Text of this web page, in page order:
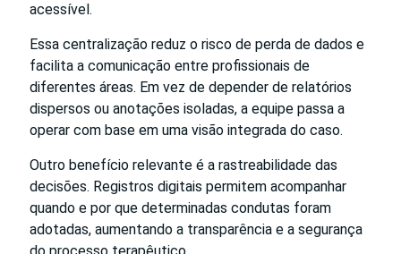
acessível.
Essa centralização reduz o risco de perda de dados e
facilita a comunicação entre profissionais de
diferentes áreas. Em vez de depender de relatórios
dispersos ou anotações isoladas, a equipe passa a
operar com base em uma visão integrada do caso.
Outro benefício relevante é a rastreabilidade das
decisões. Registros digitais permitem acompanhar
quando e por que determinadas condutas foram
adotadas, aumentando a transparência e a segurança
do processo terapêutico.